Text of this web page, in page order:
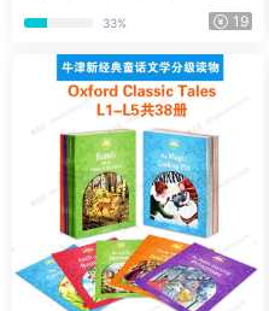
g With Writing 》G1-G6全套
含教材、音频、测试、练习、
答案等
33% 19